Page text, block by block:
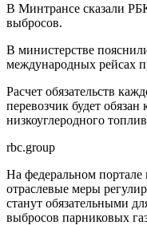
В Минтрансе сказали
выбросов.
В министерстве
международных рейсах
Расчет обязательств
перевозчик будет
низкоуглеродного
rbc.group
На федеральном портале
отраслевые меры
станут обязательными
выбросов парниковых